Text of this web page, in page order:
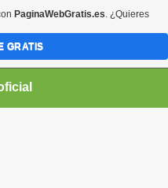
PaginaWebGratis.es. ¿Quieres
GRATIS